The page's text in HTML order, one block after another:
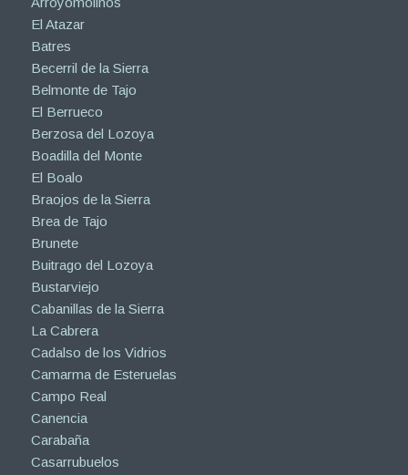
El Atazar
Batres
Becerril de la Sierra
Belmonte de Tajo
El Berrueco
Berzosa del Lozoya
Boadilla del Monte
El Boalo
Braojos de la Sierra
Brea de Tajo
Brunete
Buitrago del Lozoya
Bustarviejo
Cabanillas de la Sierra
La Cabrera
Cadalso de los Vidrios
Camarma de Esteruelas
Campo Real
Canencia
Carabaña
Casarrubuelos